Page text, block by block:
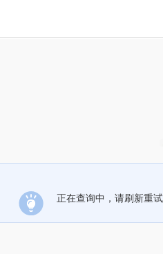
正在查询中，请刷新重试